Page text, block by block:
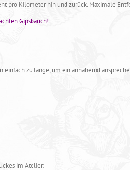
pro Kilometer hin und zurück. Maximale
Gipsbauch!
zu lange, um ein annähernd
im Atelier: